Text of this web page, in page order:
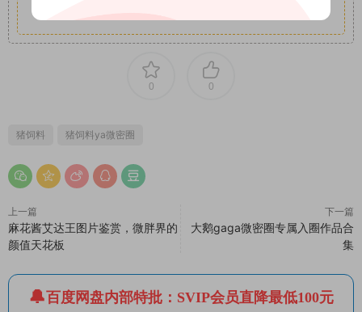
0 0
猪饲料 猪饲料ya微密圈
上一篇
麻花酱艾达王图片鉴赏，微胖界的
颜值天花板
下一篇
大鹅gaga微密圈专属入圈作品合
集
百度网盘内部特批：SVIP会员直降最低100元